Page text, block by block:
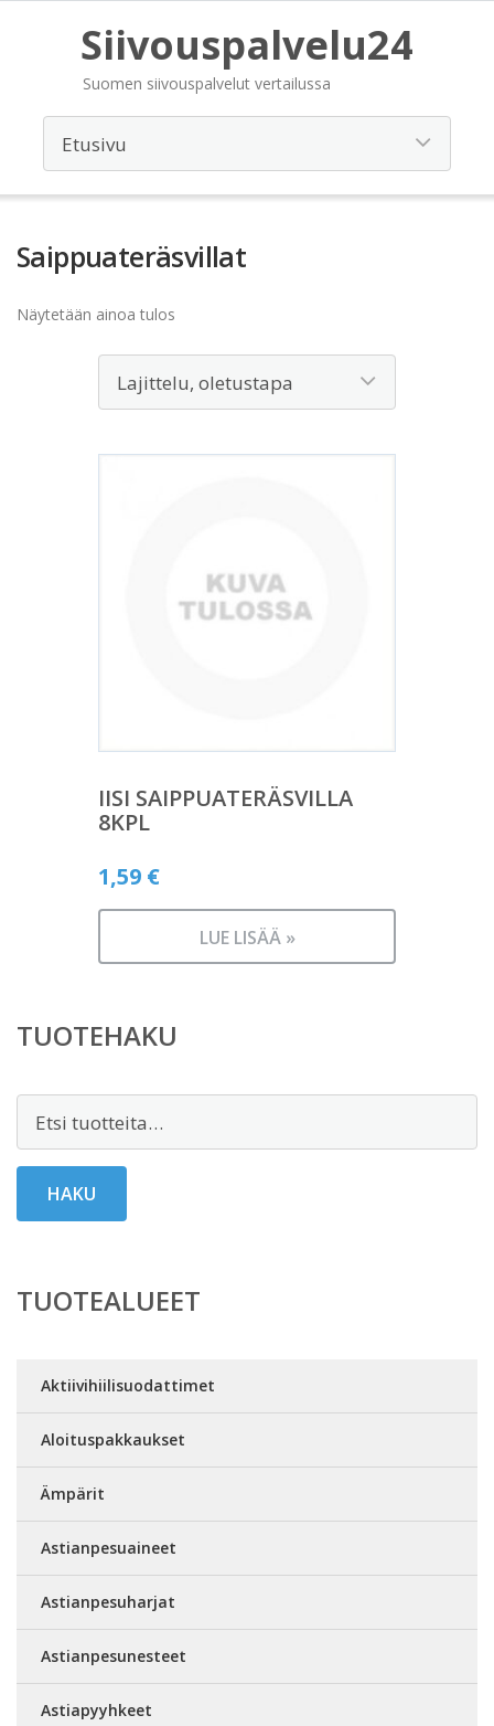
Siivouspalvelu24
Suomen siivouspalvelut vertailussa
Saippuateräsvillat
Näytetään ainoa tulos
IISI SAIPPUATERÄSVILLA
8KPL
1,59 €
LUE LISÄÄ »
TUOTEHAKU
HAKU
TUOTEALUEET
Aktiivihiilisuodattimet
Aloituspakkaukset
Ämpärit
Astianpesuaineet
Astianpesuharjat
Astianpesunesteet
Astiapyyhkeet